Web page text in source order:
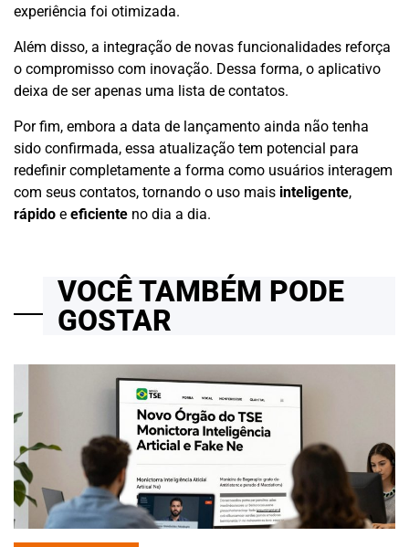
experiência foi otimizada.
Além disso, a integração de novas funcionalidades reforça
o compromisso com inovação. Dessa forma, o aplicativo
deixa de ser apenas uma lista de contatos.
Por fim, embora a data de lançamento ainda não tenha
sido confirmada, essa atualização tem potencial para
redefinir completamente a forma como usuários interagem
com seus contatos, tornando o uso mais inteligente,
rápido e eficiente no dia a dia.
VOCÊ TAMBÉM PODE
GOSTAR